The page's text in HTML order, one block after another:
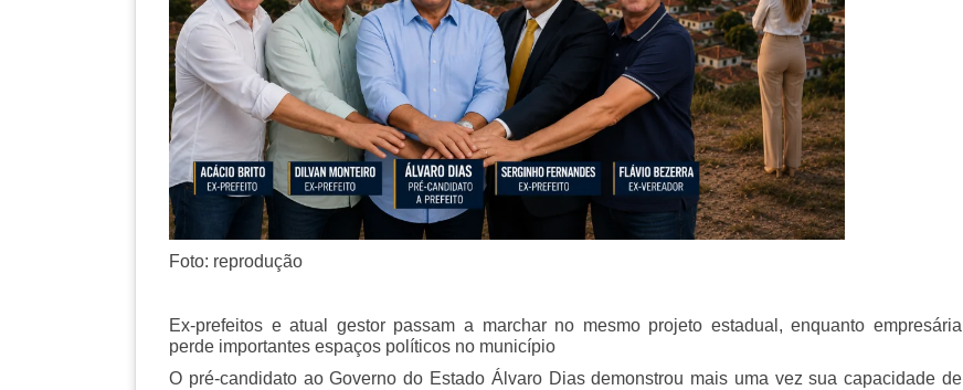
Foto: reprodução
Ex-prefeitos e atual gestor passam a marchar no mesmo projeto estadual, enquanto empresária
perde importantes espaços políticos no município
O pré-candidato ao Governo do Estado Álvaro Dias demonstrou mais uma vez sua capacidade de